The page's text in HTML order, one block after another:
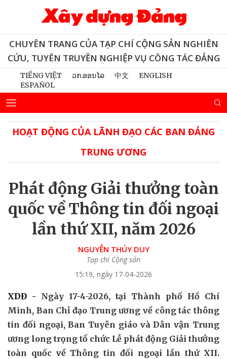
CHUYÊN TRANG CỦA TẠP CHÍ CỘNG SẢN NGHIÊN
CỨU, TUYÊN TRUYỀN NGHIỆP VỤ CÔNG TÁC ĐẢNG
TIẾNG VIỆT ວກ.ອອນໄລ 中文
ENGLISH
ESPAÑOL
HOẠT ĐỘNG CỦA LÃNH ĐẠO CÁC BAN ĐẢNG
TRUNG ƯƠNG
Phát động Giải thưởng toàn
quốc về Thông tin đối ngoại
lần thứ XII, năm 2026
NGUYỄN THÚY DUY
Tạp chí Cộng sản
15:19, ngày 17-04-2026
XDĐ - Ngày 17-4-2026, tại Thành phố Hồ Chí
Minh, Ban Chỉ đạo Trung ương về công tác thông
tin đối ngoại, Ban Tuyên giáo và Dân vận Trung
ương long trọng tổ chức Lễ phát động Giải thưởng
toàn quốc về Thông tin đối ngoại lần thứ XII.